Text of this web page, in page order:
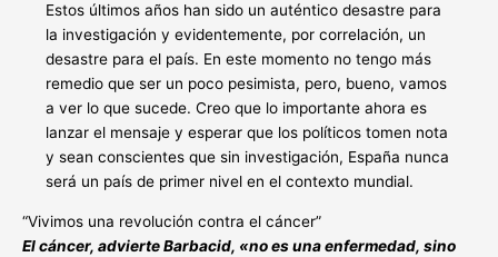
Estos últimos años han sido un auténtico desastre para
la investigación y evidentemente, por correlación, un
desastre para el país. En este momento no tengo más
remedio que ser un poco pesimista, pero, bueno, vamos
a ver lo que sucede. Creo que lo importante ahora es
lanzar el mensaje y esperar que los políticos tomen nota
y sean conscientes que sin investigación, España nunca
será un país de primer nivel en el contexto mundial.
“Vivimos una revolución contra el cáncer”
El cáncer, advierte Barbacid, «no es una enfermedad, sino